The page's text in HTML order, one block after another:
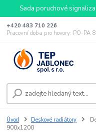
Sada poruchové
+420 483 710 226
Pracovní doba pro hovory: PO-PA
Úvod Deskové radiátory
900x1200